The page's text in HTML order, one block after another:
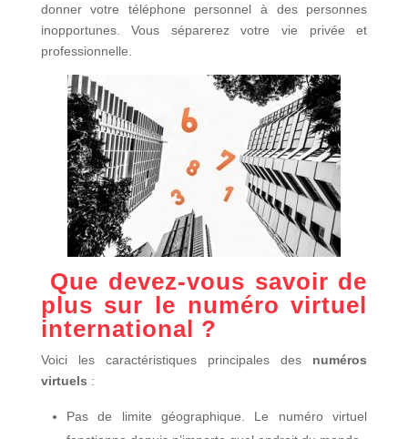
donner votre téléphone personnel à des personnes
inopportunes. Vous séparerez votre vie privée et
professionnelle.
Que devez-vous savoir de
plus sur le numéro virtuel
international ?
Voici les caractéristiques principales des numéros
virtuels :
Pas de limite géographique. Le numéro virtuel